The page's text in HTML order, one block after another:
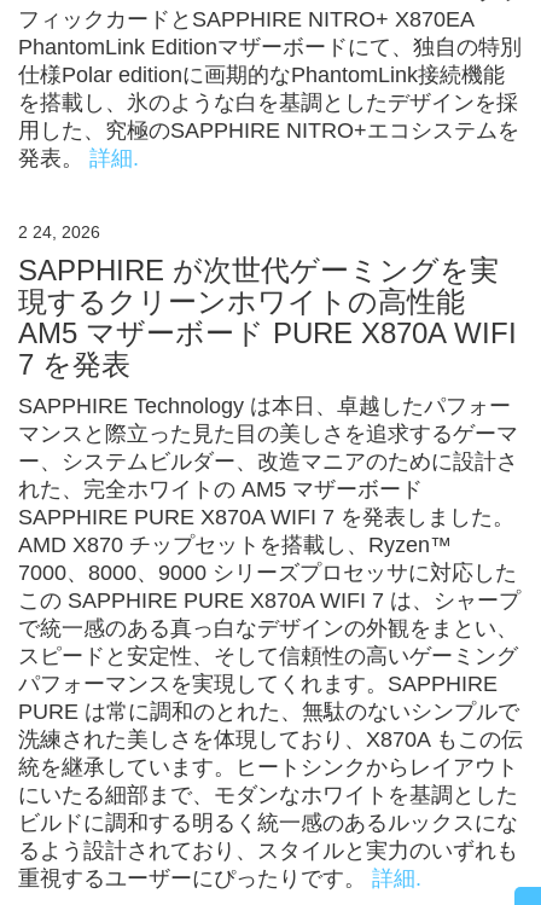
フィックカードとSAPPHIRE NITRO+ X870EA
PhantomLink Editionマザーボードにて、独自の特別
仕様Polar editionに画期的なPhantomLink接続機能
を搭載し、氷のような白を基調としたデザインを採
用した、究極のSAPPHIRE NITRO+エコシステムを
発表。 詳細.
2 24, 2026
SAPPHIRE が次世代ゲーミングを実
現するクリーンホワイトの高性能
AM5 マザーボード PURE X870A WIFI
7 を発表
SAPPHIRE Technology は本日、卓越したパフォー
マンスと際立った見た目の美しさを追求するゲーマ
ー、システムビルダー、改造マニアのために設計さ
れた、完全ホワイトの AM5 マザーボード
SAPPHIRE PURE X870A WIFI 7 を発表しました。
AMD X870 チップセットを搭載し、Ryzen™
7000、8000、9000 シリーズプロセッサに対応した
この SAPPHIRE PURE X870A WIFI 7 は、シャープ
で統一感のある真っ白なデザインの外観をまとい、
スピードと安定性、そして信頼性の高いゲーミング
パフォーマンスを実現してくれます。SAPPHIRE
PURE は常に調和のとれた、無駄のないシンプルで
洗練された美しさを体現しており、X870A もこの伝
統を継承しています。ヒートシンクからレイアウト
にいたる細部まで、モダンなホワイトを基調とした
ビルドに調和する明るく統一感のあるルックスにな
るよう設計されており、スタイルと実力のいずれも
重視するユーザーにぴったりです。 詳細.